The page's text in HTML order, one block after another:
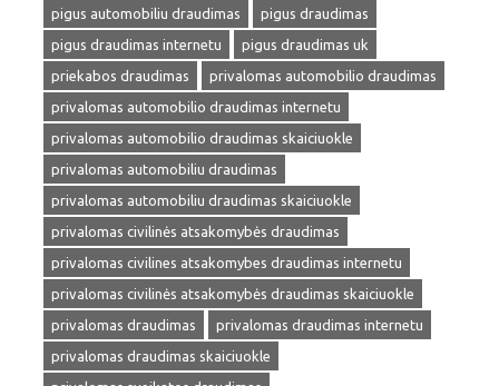
pigus automobiliu draudimas
pigus draudimas
pigus draudimas internetu
pigus draudimas uk
priekabos draudimas
privalomas automobilio draudimas
privalomas automobilio draudimas internetu
privalomas automobilio draudimas skaiciuokle
privalomas automobiliu draudimas
privalomas automobiliu draudimas skaiciuokle
privalomas civilinės atsakomybės draudimas
privalomas civilines atsakomybes draudimas internetu
privalomas civilinės atsakomybės draudimas skaiciuokle
privalomas draudimas
privalomas draudimas internetu
privalomas draudimas skaiciuokle